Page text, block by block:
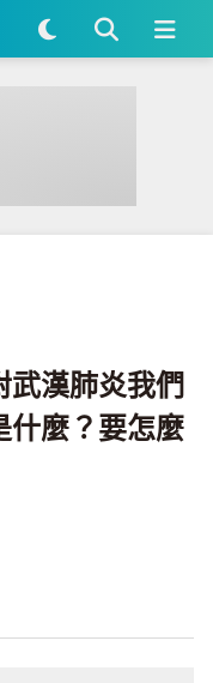
必須知道這些事！症狀
武漢肺炎我們
什麼？要怎麼